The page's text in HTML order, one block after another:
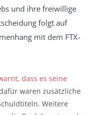
und ihre freiwillige
folgt auf
mit dem FTX-
dass es seine
waren zusätzliche
Weitere